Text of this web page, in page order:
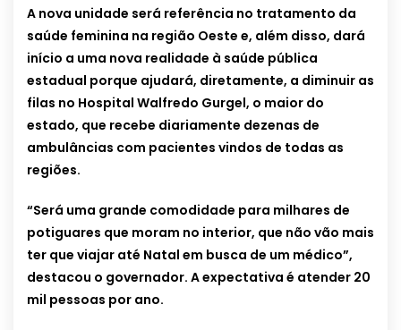
A nova unidade será referência no tratamento da
saúde feminina na região Oeste e, além disso, dará
início a uma nova realidade à saúde pública
estadual porque ajudará, diretamente, a diminuir as
filas no Hospital Walfredo Gurgel, o maior do
estado, que recebe diariamente dezenas de
ambulâncias com pacientes vindos de todas as
regiões.
“Será uma grande comodidade para milhares de
potiguares que moram no interior, que não vão mais
ter que viajar até Natal em busca de um médico”,
destacou o governador. A expectativa é atender 20
mil pessoas por ano.